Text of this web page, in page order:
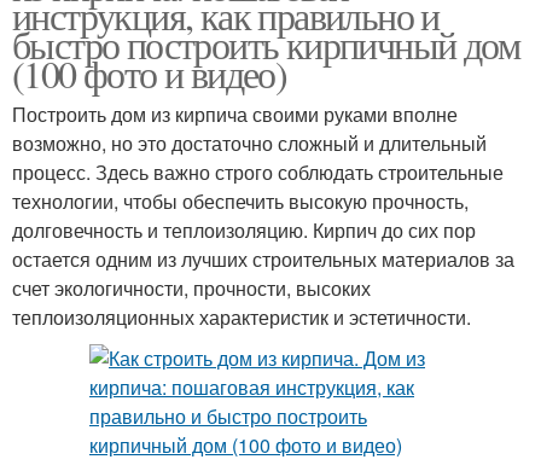
инструкция, как правильно и
быстро построить кирпичный дом
(100 фото и видео)
Построить дом из кирпича своими руками вполне
возможно, но это достаточно сложный и длительный
процесс. Здесь важно строго соблюдать строительные
технологии, чтобы обеспечить высокую прочность,
долговечность и теплоизоляцию. Кирпич до сих пор
остается одним из лучших строительных материалов за
счет экологичности, прочности, высоких
теплоизоляционных характеристик и эстетичности.